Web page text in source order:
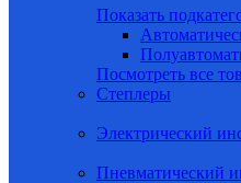
Показать
Посмотреть все
Степлеры
Электрический
Пневматический